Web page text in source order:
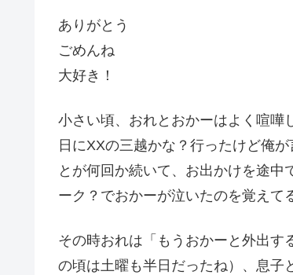
ありがとう
ごめんね
大好き！
小さい頃、おれとおかーはよく喧嘩
日にXXの三越かな？ 行ったけど俺が
とが何回か続いて、 お出かけを途中
ーク？でおかーが泣いたのを覚えて
その時おれは「もうおかーと外出す
の頃は土曜も半日だったね）、 息子